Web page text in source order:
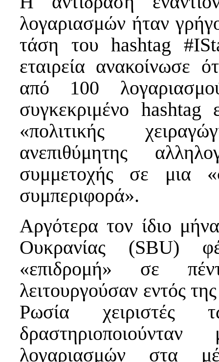
λογαριασμών ήταν
τάση του hashtag
εταιρεία ανακοίνωσε
από 100
συγκεκριμένο hashtag
«πολιτικής
ανεπιθύμητης
συμμετοχής σε μια
συμπεριφορά».
Αργότερα τον ίδιο
Ουκρανίας (SBU)
«επιδρομή» σε
λειτουργούσαν εντός
Ρωσία
λογαριασμών στα